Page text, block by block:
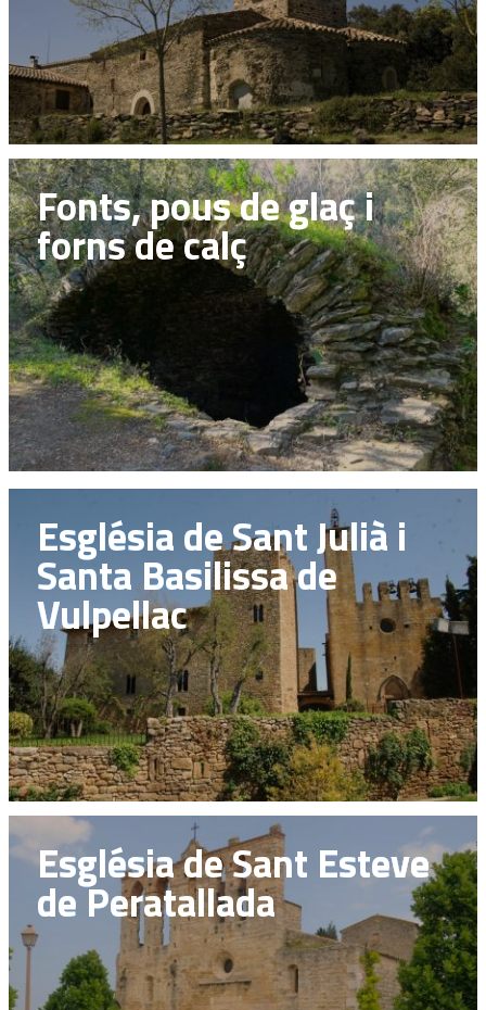
Fonts, pous de glaç i
forns de calç
Església de Sant Julià i
Santa Basilissa de
Vulpellac
Església de Sant Esteve
de Peratallada